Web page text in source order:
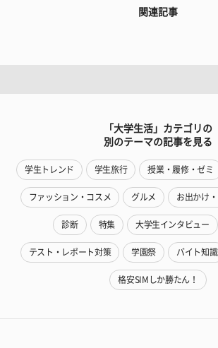
関連記事
「大学生活」カテゴリの
別のテーマの記事を見る
学生トレンド 学生旅行 授業・履修・ゼミ
ファッション・コスメ グルメ お出かけ
診断 特集 大学生インタビュー
テスト・レポート対策 学園祭 バイト知識
格安SIMしか勝たん！